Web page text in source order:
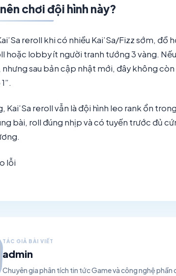
chơi đội hình này?
reroll khi có nhiều Kai’Sa/Fizz sớm, đồ
hoặc lobby ít người tranh tướng 3 vàng.
nhưng sau bản cập nhật mới, đây không còn
Kai’Sa reroll vẫn là đội hình leo rank ổn
bài, roll đúng nhịp và có tuyến trước đủ
lỗi
TÁC GIẢ BÀI VIẾT
admin
Chuyên gia phân tích tin tức Game và công nghệ phần